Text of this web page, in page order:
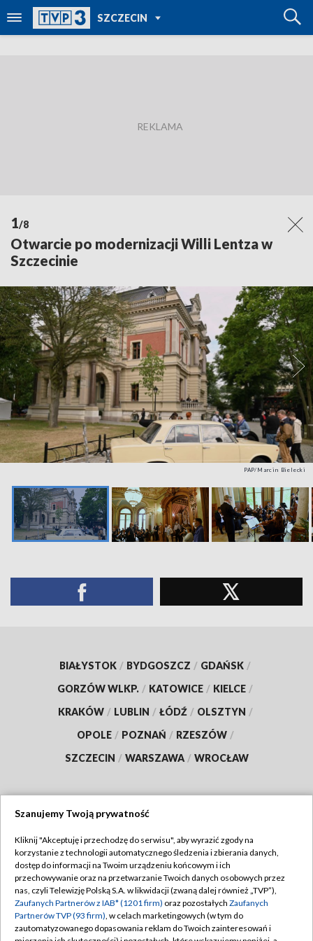
SZCZECIN
TVP REGIONY
1/8
Otwarcie po modernizacji Willi Lentza w
Szczecinie
PAP/Marcin Bielecki
BIAŁYSTOK / BYDGOSZCZ / GDAŃSK /
GORZÓW WLKP. / KATOWICE / KIELCE /
KRAKÓW / LUBLIN / ŁÓDŹ / OLSZTYN /
OPOLE / POZNAŃ / RZESZÓW /
SZCZECIN / WARSZAWA / WROCŁAW
TVP
Abonament TVP
Emisja w TVP
Centrum informacji TVP
Regulamin TVP
Polityka prywatności
Moje zgody
Szanujemy Twoją prywatność
Kliknij "Akceptuję i przechodzę do serwisu", aby wyrazić zgody na
korzystanie z technologii automatycznego śledzenia i zbierania danych,
dostęp do informacji na Twoim urządzeniu końcowym i ich
przechowywanie oraz na przetwarzanie Twoich danych osobowych przez
nas, czyli Telewizję Polską S.A. w likwidacji (zwaną dalej również „TVP”),
Zaufanych Partnerów z IAB* (1201 firm) oraz pozostałych Zaufanych
Partnerów TVP (93 firm), w celach marketingowych (w tym do
zautomatyzowanego dopasowania reklam do Twoich zainteresowań i